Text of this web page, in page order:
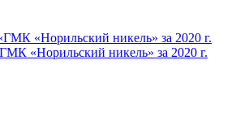
«Норильский никель» за 2020 г.
«Норильский никель» за 2020 г.